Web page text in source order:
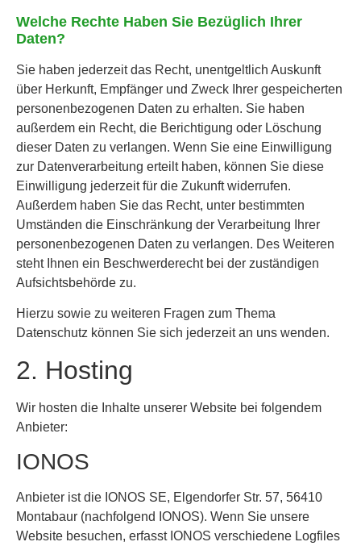
Welche Rechte Haben Sie Bezüglich Ihrer
Daten?
Sie haben jederzeit das Recht, unentgeltlich Auskunft
über Herkunft, Empfänger und Zweck Ihrer gespeicherten
personenbezogenen Daten zu erhalten. Sie haben
außerdem ein Recht, die Berichtigung oder Löschung
dieser Daten zu verlangen. Wenn Sie eine Einwilligung
zur Datenverarbeitung erteilt haben, können Sie diese
Einwilligung jederzeit für die Zukunft widerrufen.
Außerdem haben Sie das Recht, unter bestimmten
Umständen die Einschränkung der Verarbeitung Ihrer
personenbezogenen Daten zu verlangen. Des Weiteren
steht Ihnen ein Beschwerderecht bei der zuständigen
Aufsichtsbehörde zu.
Hierzu sowie zu weiteren Fragen zum Thema
Datenschutz können Sie sich jederzeit an uns wenden.
2. Hosting
Wir hosten die Inhalte unserer Website bei folgendem
Anbieter:
IONOS
Anbieter ist die IONOS SE, Elgendorfer Str. 57, 56410
Montabaur (nachfolgend IONOS). Wenn Sie unsere
Website besuchen, erfasst IONOS verschiedene Logfiles